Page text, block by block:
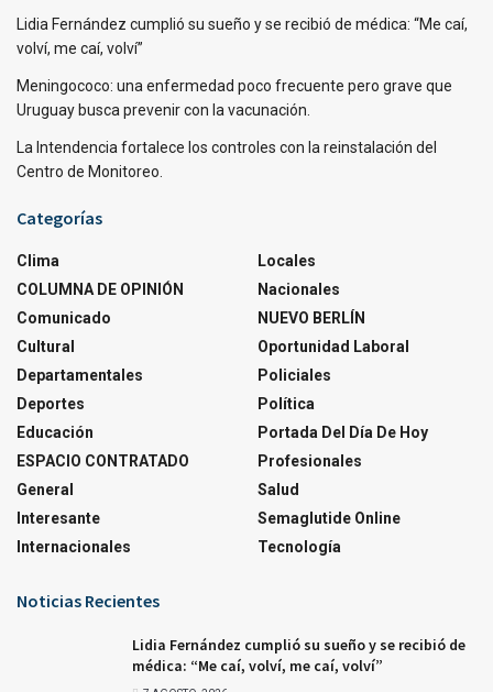
Lidia Fernández cumplió su sueño y se recibió de médica: “Me caí,
volví, me caí, volví”
Meningococo: una enfermedad poco frecuente pero grave que
Uruguay busca prevenir con la vacunación.
La Intendencia fortalece los controles con la reinstalación del
Centro de Monitoreo.
Categorías
Clima
COLUMNA DE OPINIÓN
Comunicado
Cultural
Departamentales
Deportes
Educación
ESPACIO CONTRATADO
General
Interesante
Internacionales
Locales
Nacionales
NUEVO BERLÍN
Oportunidad Laboral
Policiales
Política
Portada Del Día De Hoy
Profesionales
Salud
Semaglutide Online
Tecnología
Noticias Recientes
Lidia Fernández cumplió su sueño y se recibió de
médica: “Me caí, volví, me caí, volví”